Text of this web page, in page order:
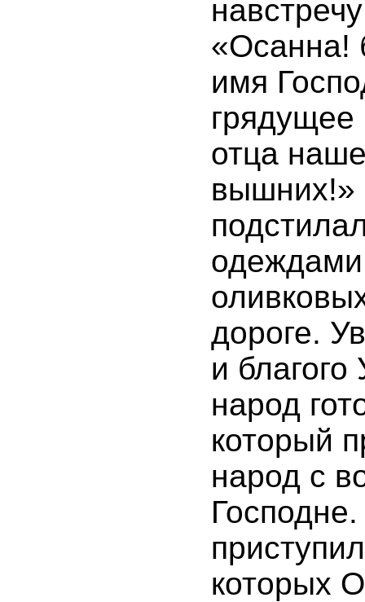
«Осанна!
имя
грядущее
отца
вышних!»
дороге.
и
народ
который
народ с
которых